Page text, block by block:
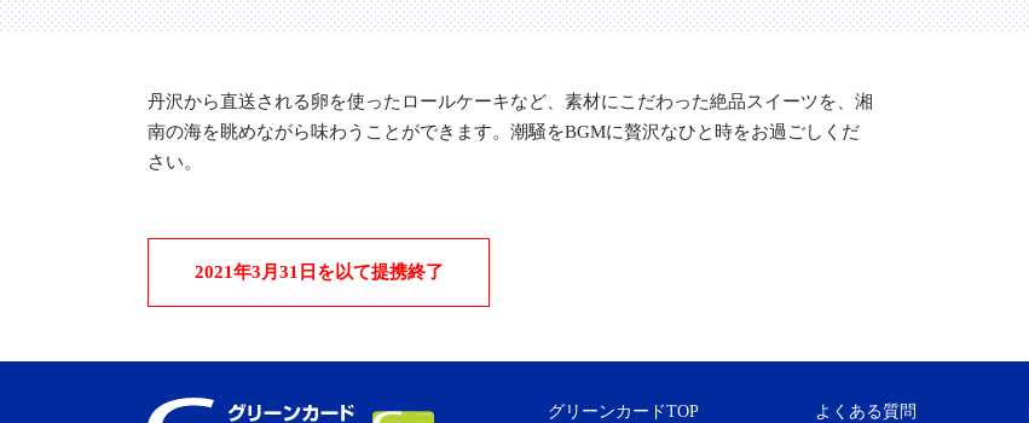
丹沢から直送される卵を使ったロールケーキなど、素材にこだわった絶品スイーツを、湘
南の海を眺めながら味わうことができます。潮騒をBGMに贅沢なひと時をお過ごしくだ
さい。
2021年3月31日を以て提携終了
グリーンカードTOP
よくある質問